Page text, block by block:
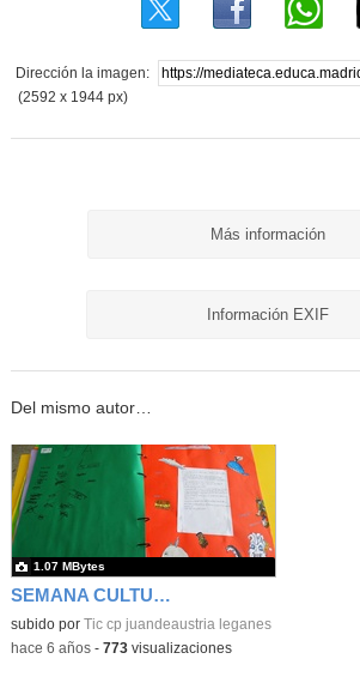
Dirección la imagen:
(2592 x 1944 px)
Más información
Información EXIF
Del mismo autor…
SEMANA CULTURAL DE LOS CUENTOS 42
subido por Tic cp juandeaustria leganes
1.07 MBytes
-hace 6 años- 773visualizaciones